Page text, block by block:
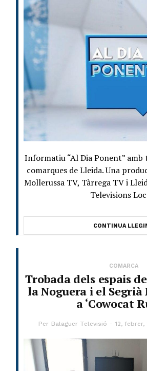
Informatiu “Al Dia Ponent”
comarques de Lleida. Una
Mollerussa TV, Tàrrega TV i
Televisions
CONTINUA
COMARCA
Trobada dels espais
la Noguera i el
a ‘Cowocat
Per Balaguer Televisió 12,